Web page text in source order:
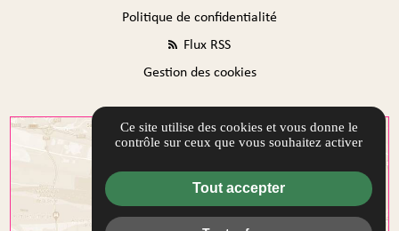
Politique de confidentialité
Flux RSS
Gestion des cookies
Ce site utilise des cookies et vous donne le
contrôle sur ceux que vous souhaitez activer
Tout accepter